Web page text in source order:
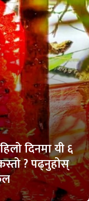
दिनमा यी ६
? पढ्नुहोस्